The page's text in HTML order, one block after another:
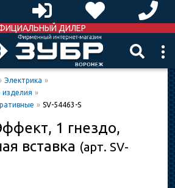
ДИЛЕР
Электрика »
изделия »
» SV-54463-S
1 гнездо,
вставка (арт. SV-